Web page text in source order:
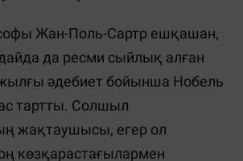
Жан-Поль-Сартр ешқашан,
да ресми сыйлық алған
әдебиет бойынша Нобель
тартты. Солшыл
жақтаушысы, егер ол
көзқарастағылармен